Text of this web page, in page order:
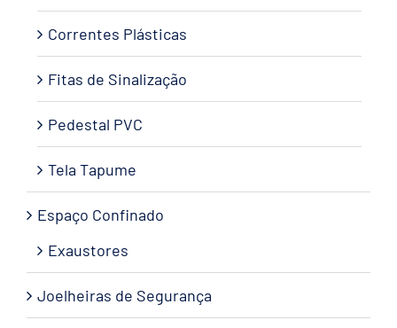
Correntes Plásticas
Fitas de Sinalização
Pedestal PVC
Tela Tapume
Espaço Confinado
Exaustores
Joelheiras de Segurança